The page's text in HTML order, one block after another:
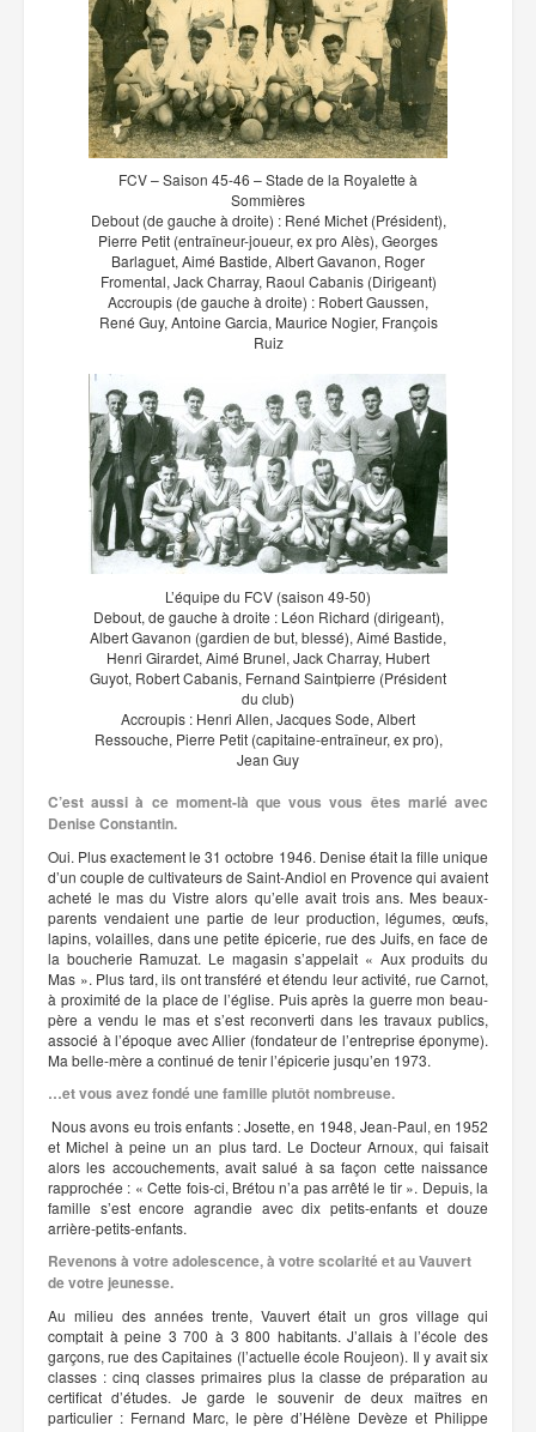
FCV – Saison 45-46 – Stade de la Royalette à
Sommières
Debout (de gauche à droite) : René Michet (Président),
Pierre Petit (entraîneur-joueur, ex pro Alès), Georges
Barlaguet, Aimé Bastide, Albert Gavanon, Roger
Fromental, Jack Charray, Raoul Cabanis (Dirigeant)
Accroupis (de gauche à droite) : Robert Gaussen,
René Guy, Antoine Garcia, Maurice Nogier, François
Ruiz
L’équipe du FCV (saison 49-50)
Debout, de gauche à droite : Léon Richard (dirigeant),
Albert Gavanon (gardien de but, blessé), Aimé Bastide,
Henri Girardet, Aimé Brunel, Jack Charray, Hubert
Guyot, Robert Cabanis, Fernand Saintpierre (Président
du club)
Accroupis : Henri Allen, Jacques Sode, Albert
Ressouche, Pierre Petit (capitaine-entraîneur, ex pro),
Jean Guy
C’est aussi à ce moment-là que vous vous êtes marié avec
Denise Constantin.
Oui. Plus exactement le 31 octobre 1946. Denise était la fille unique
d’un couple de cultivateurs de Saint-Andiol en Provence qui avaient
acheté le mas du Vistre alors qu’elle avait trois ans. Mes beaux-
parents vendaient une partie de leur production, légumes, œufs,
lapins, volailles, dans une petite épicerie, rue des Juifs, en face de
la boucherie Ramuzat. Le magasin s’appelait « Aux produits du
Mas ». Plus tard, ils ont transféré et étendu leur activité, rue Carnot,
à proximité de la place de l’église. Puis après la guerre mon beau-
père a vendu le mas et s’est reconverti dans les travaux publics,
associé à l’époque avec Allier (fondateur de l’entreprise éponyme).
Ma belle-mère a continué de tenir l’épicerie jusqu’en 1973.
…et vous avez fondé une famille plutôt nombreuse.
Nous avons eu trois enfants : Josette, en 1948, Jean-Paul, en 1952
et Michel à peine un an plus tard. Le Docteur Arnoux, qui faisait
alors les accouchements, avait salué à sa façon cette naissance
rapprochée : « Cette fois-ci, Brétou n’a pas arrêté le tir ». Depuis, la
famille s’est encore agrandie avec dix petits-enfants et douze
arrière-petits-enfants.
Revenons à votre adolescence, à votre scolarité et au Vauvert
de votre jeunesse.
Au milieu des années trente, Vauvert était un gros village qui
comptait à peine 3 700 à 3 800 habitants. J’allais à l’école des
garçons, rue des Capitaines (l’actuelle école Roujeon). Il y avait six
classes : cinq classes primaires plus la classe de préparation au
certificat d’études. Je garde le souvenir de deux maîtres en
particulier : Fernand Marc, le père d’Hélène Devèze et Philippe